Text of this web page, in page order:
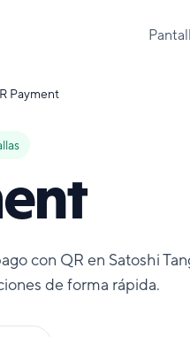
Payment
con QR en Satoshi
de forma rápida.